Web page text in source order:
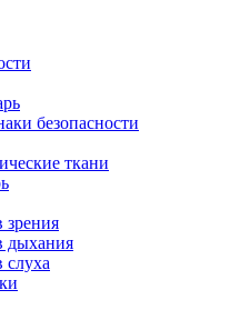
безопасности
ткани
зрения
дыхания
слуха